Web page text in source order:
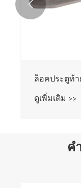
ล็อคประตูท้
ดูเพิ่มเติม >>

ค